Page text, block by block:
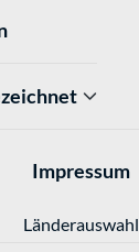
Impressum
Länderauswahl